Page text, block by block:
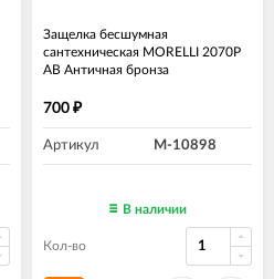
Защелка бесшумная
сантехническая MORELLI 2070P
AB Античная бронза
700 ₽
Артикул M-10898
В наличии
Кол-во